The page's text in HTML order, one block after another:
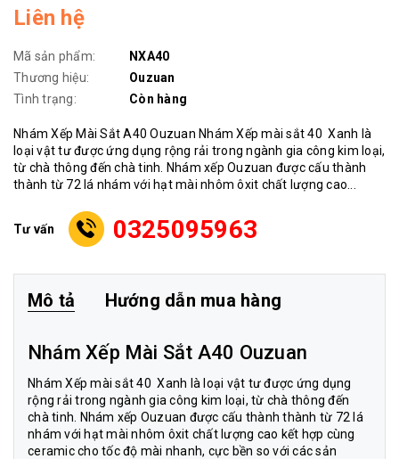
Liên hệ
Mã sản phẩm:
NXA40
Thương hiệu:
Ouzuan
Tình trạng:
Còn hàng
Nhám Xếp Mài Sắt A40 Ouzuan Nhám Xếp mài sắt 40 Xanh là
loại vật tư được ứng dụng rộng rải trong ngành gia công kim loại,
từ chà thông đến chà tinh. Nhám xếp Ouzuan được cấu thành
thành từ 72 lá nhám với hạt mài nhôm ôxit chất lượng cao...
Tư vấn 0325095963
Mô tả Hướng dẫn mua hàng
Nhám Xếp Mài Sắt A40 Ouzuan
Nhám Xếp mài sắt 40 Xanh là loại vật tư được ứng dụng
rộng rải trong ngành gia công kim loại, từ chà thông đến
chà tinh. Nhám xếp Ouzuan được cấu thành thành từ 72 lá
nhám với hạt mài nhôm ôxit chất lượng cao kết hợp cùng
ceramic cho tốc độ mài nhanh, cực bền so với các sản